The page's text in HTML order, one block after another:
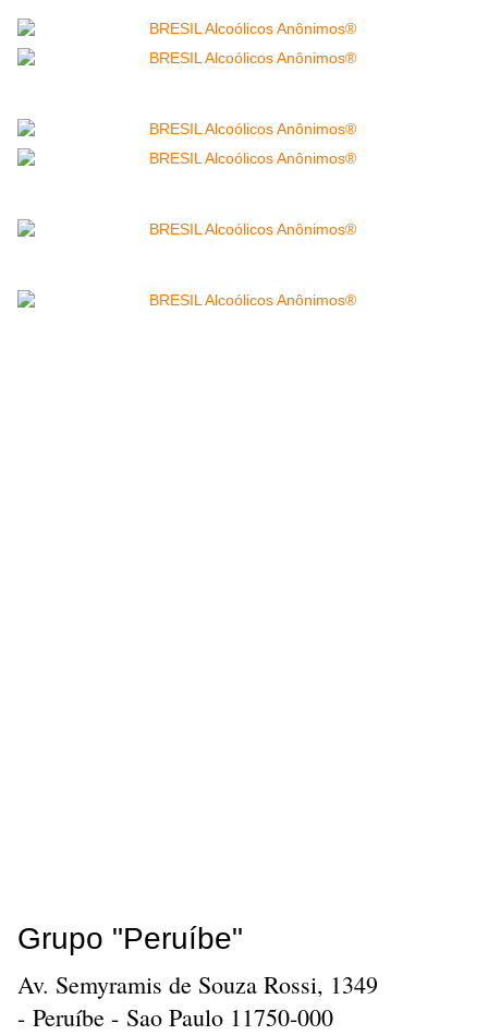
Grupo "Peruíbe"
Av. Semyramis de Souza Rossi, 1349
- Peruíbe - Sao Paulo 11750-000